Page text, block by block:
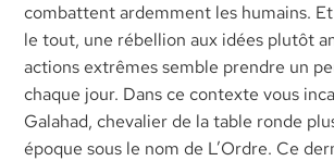
combattent ardemment les humains.
le tout, une rébellion aux idées plutôt
actions extrêmes semble prendre un
chaque jour. Dans ce contexte vous
Galahad, chevalier de la table ronde
époque sous le nom de L’Ordre. Ce